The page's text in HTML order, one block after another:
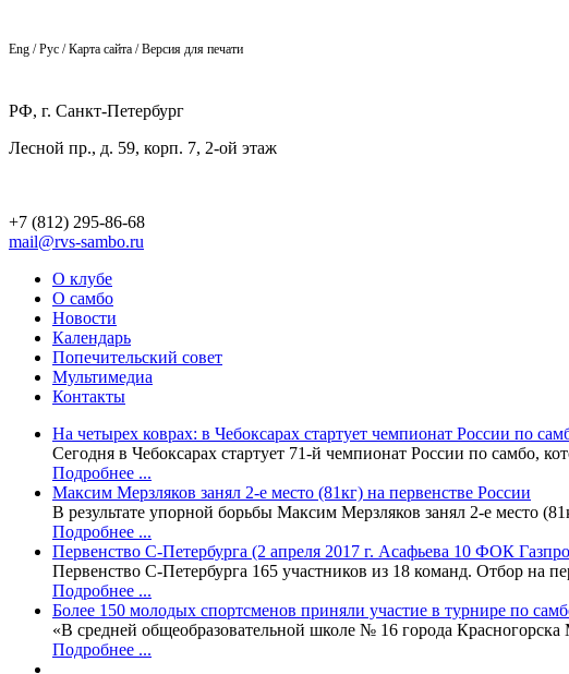
Eng / Рус / Карта сайта / Версия для печати
РФ, г. Санкт-Петербург
Лесной пр., д. 59, корп. 7, 2-ой этаж
+7 (812) 295-86-68
mail@rvs-sambo.ru
О клубе
О самбо
Новости
Календарь
Попечительский совет
Мультимедиа
Контакты
На четырех коврах: в Чебоксарах стартует чемпионат России по
Сегодня в Чебоксарах стартует 71-й чемпионат России по самбо,
Подробнее ...
Максим Мерзляков занял 2-е место (81кг) на первенстве России
В результате упорной борьбы Максим Мерзляков занял 2-е место
Подробнее ...
Первенство С-Петербурга (2 апреля 2017 г. Асафьева 10 ФОК
Первенство С-Петербурга 165 участников из 18 команд. Отбор на
Подробнее ...
Более 150 молодых спортсменов приняли участие в турнире по
«В средней общеобразовательной школе № 16 города
Подробнее ...